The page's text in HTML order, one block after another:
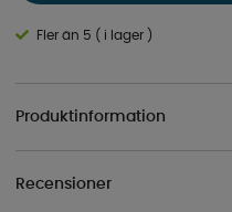
Fler än 5 ( i lager )
Produktinformation
Recensioner